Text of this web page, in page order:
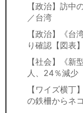
【政治】訪中
／台湾
【政治】《台
り確認【図表
【社会】《新
人、24％減少
【ワイズ横丁
の鉄柵からネ